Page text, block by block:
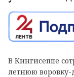
В Кингисеппе
летнюю